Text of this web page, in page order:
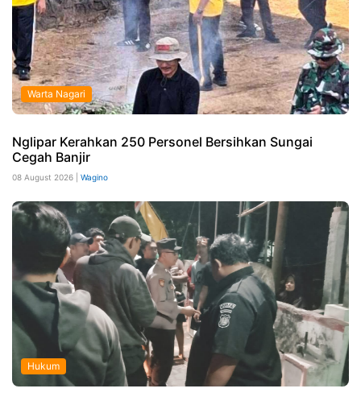
Warta Nagari
Nglipar Kerahkan 250 Personel Bersihkan Sungai
Cegah Banjir
08 August 2026 | Wagino
Hukum